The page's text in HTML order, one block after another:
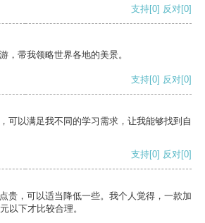
支持[0] 反对[0]
，带我领略世界各地的美景。
支持[0] 反对[0]
可以满足我不同的学习需求，让我能够找到自
支持[0] 反对[0]
贵，可以适当降低一些。我个人觉得，一款加
以下才比较合理。